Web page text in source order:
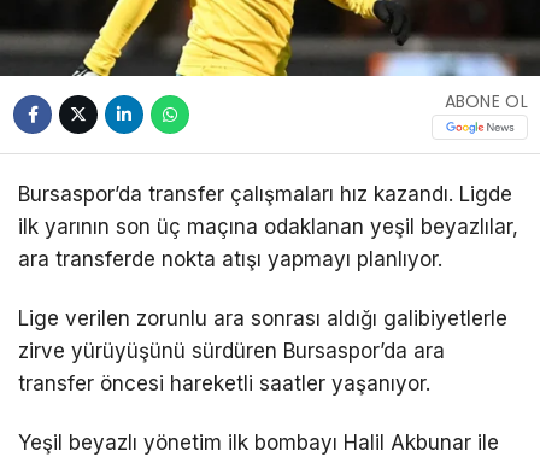
ABONE OL
Bursaspor’da transfer çalışmaları hız kazandı. Ligde
ilk yarının son üç maçına odaklanan yeşil beyazlılar,
ara transferde nokta atışı yapmayı planlıyor.
Lige verilen zorunlu ara sonrası aldığı galibiyetlerle
zirve yürüyüşünü sürdüren Bursaspor’da ara
transfer öncesi hareketli saatler yaşanıyor.
Yeşil beyazlı yönetim ilk bombayı Halil Akbunar ile